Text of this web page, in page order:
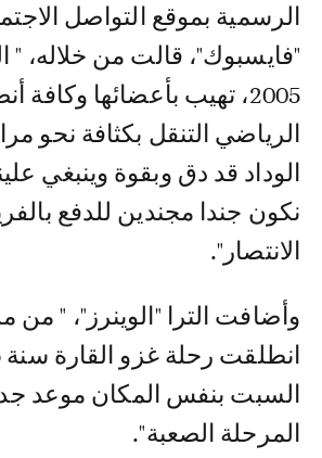
الرسمية بموقع التواصل
"فايسبوك"، قالت من خلاله، "
2005، تهيب بأعضائها وكافة
الرياضي التنقل بكثافة نحو
الوداد قد دق وبقوة وينبغي
نكون جندا مجندين للدفع
الانتصار".
وأضافت الترا "الوينرز"، "
السبت بنفس المكان موعد
المرحلة الصعبة".